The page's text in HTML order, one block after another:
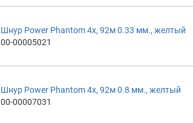
Шнур Power Phantom 4x, 92м 0.33 мм., желтый
00-00005021
Шнур Power Phantom 4x, 92м 0.8 мм., желтый
00-00007031